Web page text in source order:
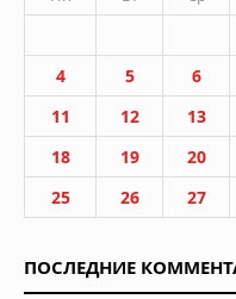
4
5 6
11
12 13
18
19 20
25
26 27
ПОСЛЕДНИЕ